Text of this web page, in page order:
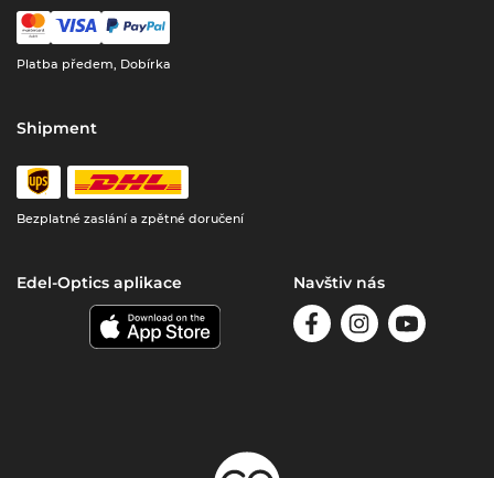
Platba předem, Dobírka
Shipment
Bezplatné zaslání a zpětné doručení
Edel-Optics aplikace Navštiv nás